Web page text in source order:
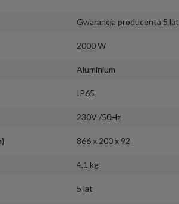
Gwarancja producenta 5 lat
2000 W
Aluminium
IP65
230V /50Hz
866 x 200 x 92
4,1 kg
5 lat